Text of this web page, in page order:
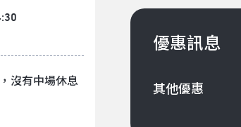
，沒有中場休息
優惠訊息
其他優惠